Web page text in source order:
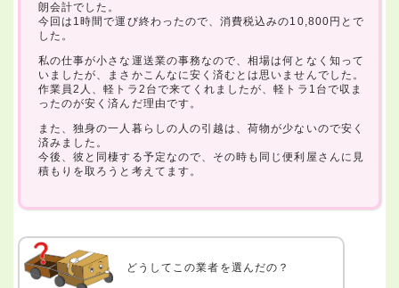
朗会計でした。
今回は1時間で運び終わったので、消費税込みの10,800円とで
した。
私の仕事が小さな運送業の事務なので、相場は何となく知って
いましたが、まさかこんなに安く済むとは思いませんでした。
作業員2人、軽トラ2台で来てくれましたが、軽トラ1台で収ま
ったのが安く済んだ理由です。
また、独身の一人暮らしの人の引越は、荷物が少ないので安く
済みました。
今後、彼と同棲する予定なので、その時も同じ便利屋さんに見
積もりを取ろうと考えてます。
どうしてこの業者を選んだの？